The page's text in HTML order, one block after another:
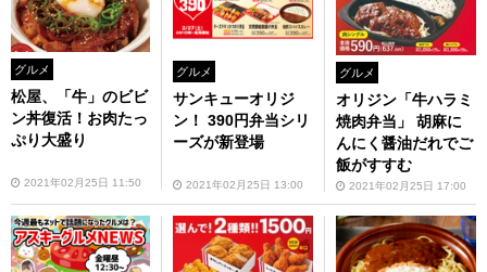
グルメ
松屋、「牛」のビビ
ン丼復活！お肉たっ
ぷり大盛り
2021年02月25日 11:50
グルメ
サンキューオリジ
ン！ 390円弁当シリ
ーズが新登場
2021年02月25日 13:00
グルメ
オリジン「牛ハラミ
焼肉弁当」 胡麻に
んにく醤油だれでご
飯がすすむ
2021年02月25日 17:00